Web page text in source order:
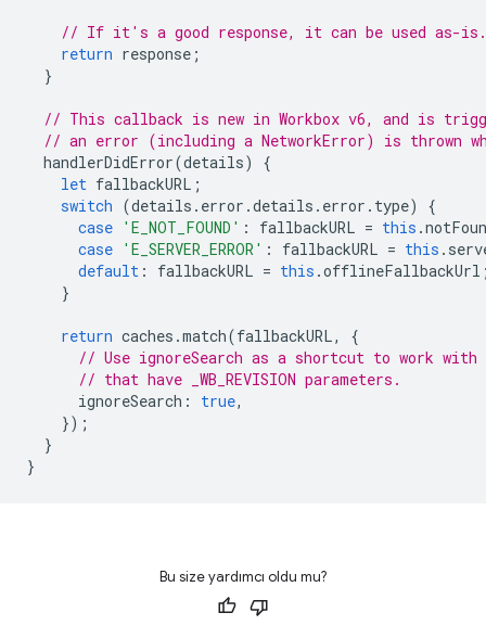
// If it's a good response, it can be used as-is.
return response ;
}
// This callback is new in Workbox v6, and is
// an error (including a NetworkError) is thrown
handlerDidError(details)
{
let fallbackURL ;
switch (details . error .details . error . type)
{
case 'E_NOT_FOUND' : fallbackURL = this .
case 'E_SERVER_ERROR' : fallbackURL = this .
default : fallbackURL = this .offlineFallbackUrl
}
return caches .match(fallbackURL,
{
// Use ignoreSearch as a shortcut to work with
// that have _WB_REVISION parameters.
ignoreSearch : true,
});
}
}
Bu size yardımcı oldu mu?